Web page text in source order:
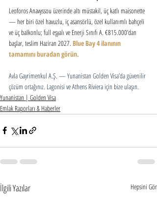
Leoforos Anavyssou üzerinde altı müstakil, üç katlı maisonette
— her biri özel havuzlu, iç asansörlü, özel kullanımlı bahçeli
ve üç balkonlu; full eşyalı ve Enerji Sınıfı A. €815.000’dan
başlar, teslim Haziran 2027. Blue Bay 4 ilanının
tamamını buradan görün.
Avla Gayrimenkul A.Ş. — Yunanistan Golden Visa’da güvenilir
çözüm ortağınız. Lagonisi ve Athens Riviera için bize ulaşın.
Yunanistan | Golden Visa
Emlak Raporları & Haberler
İlgili Yazılar Hepsini Gör